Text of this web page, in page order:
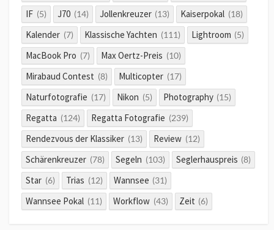
IF (5) J70 (14) Jollenkreuzer (13) Kaiserpokal (18)
Kalender (7) Klassische Yachten (111) Lightroom (5)
MacBook Pro (7) Max Oertz-Preis (10)
Mirabaud Contest (8) Multicopter (17)
Naturfotografie (17) Nikon (5) Photography (15)
Regatta (124) Regatta Fotografie (239)
Rendezvous der Klassiker (13) Review (12)
Schärenkreuzer (78) Segeln (103) Seglerhauspreis (8)
Star (6) Trias (12) Wannsee (31)
Wannsee Pokal (11) Workflow (43) Zeit (6)